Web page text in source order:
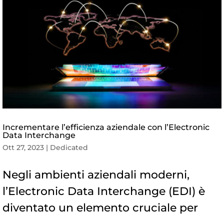
Incrementare l’efficienza aziendale con l’Electronic
Data Interchange
Ott 27, 2023 | Dedicated
Negli ambienti aziendali moderni,
l’Electronic Data Interchange (EDI) è
diventato un elemento cruciale per